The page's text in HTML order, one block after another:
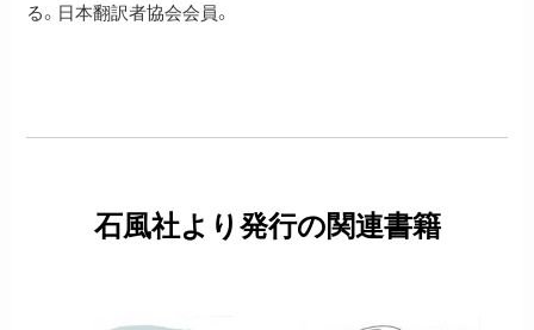
る。日本翻訳者協会会員。
石風社より発行の関連書籍